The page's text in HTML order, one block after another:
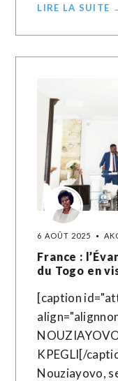
LIRE LA SUITE
6 AOÛT 2025
France :
du Togo en
[caption
KPEGLI[/
Nouziayovo,